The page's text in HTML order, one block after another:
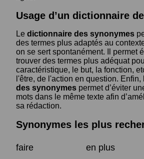
Usage d’un dictionnaire
Le dictionnaire des synonymes
des termes plus adaptés au
on se sert spontanément. Il permet
trouver des termes plus adéquat
caractéristique, le but, la fonction,
l'être, de l'action en question. Enfin,
des synonymes permet d’éviter
mots dans le même texte afin
sa rédaction.
Synonymes les plus
faire
en plus